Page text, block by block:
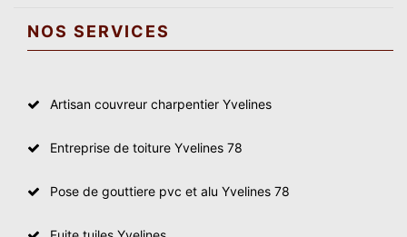
NOS SERVICES
Artisan couvreur charpentier Yvelines
Entreprise de toiture Yvelines 78
Pose de gouttiere pvc et alu Yvelines 78